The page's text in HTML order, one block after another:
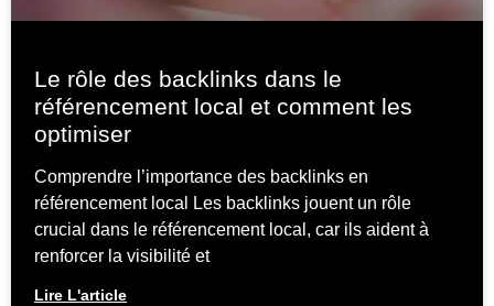
Le rôle des backlinks dans le
référencement local et comment les
optimiser
Comprendre l’importance des backlinks en
référencement local Les backlinks jouent un rôle
crucial dans le référencement local, car ils aident à
renforcer la visibilité et
Lire L'article